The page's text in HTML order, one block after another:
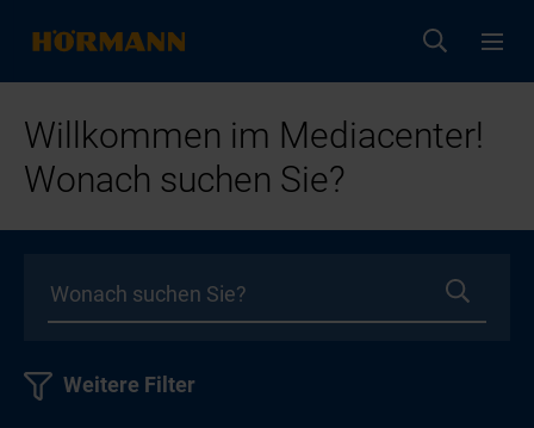
Willkommen im Mediacenter!
Wonach suchen Sie?
Weitere Filter